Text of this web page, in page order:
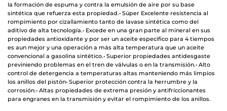
Ia formación de espuma y contra la emulsión de aire por su base
sintética que refuerza esta propiedad.• Súper Excelente resistencia al
rompimiento por cizallamiento tanto de lavase sintética como del
aditivo de alta tecnología.• Excede en una gran parte al mineral en sus
propiedades antioxidante y por ser un aceite especifico para 4 tiempos
es aun mejor y una operación a más alta temperatura que un aceite
convencional a gasolina sintético.• Superior propiedades antidesgaste
previniendo problemas en el tren de válvulas o en la transmisión.• Alto
control de detergencia a temperaturas altas manteniendo más limpios
los anillos del pistón• Superior protección contra la herrumbre y la
corrosión.• Altas propiedades de extrema presión y antifriccionantes
para engranes en la transmisión y evitar el rompimiento de los anillos.